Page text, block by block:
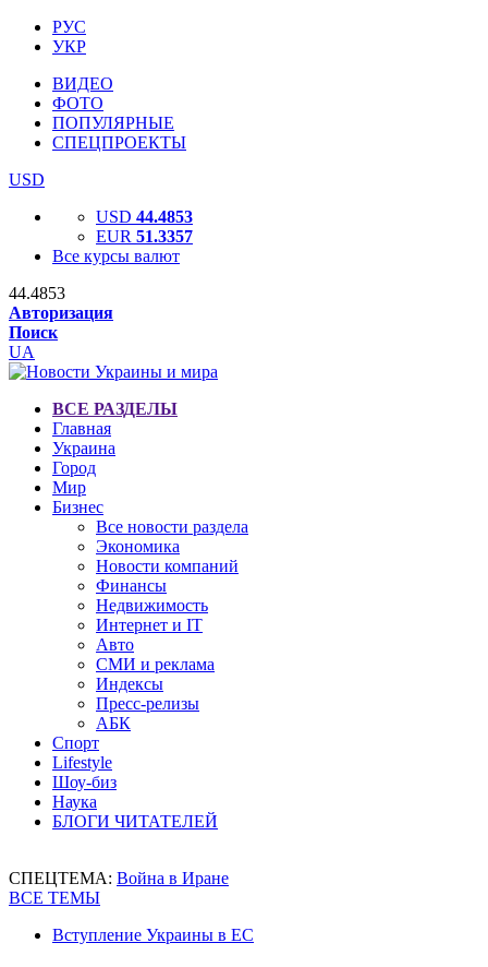
РУС
УКР
ВИДЕО
ФОТО
ПОПУЛЯРНЫЕ
СПЕЦПРОЕКТЫ
USD
USD 44.4853
EUR 51.3357
Все курсы валют
44.4853
Авторизация
Поиск
UA
ВСЕ РАЗДЕЛЫ
Главная
Украина
Город
Мир
Бизнес
Все новости раздела
Экономика
Новости компаний
Финансы
Недвижимость
Интернет и IT
Авто
СМИ и реклама
Индексы
Пресс-релизы
АБК
Спорт
Lifestyle
Шоу-биз
Наука
БЛОГИ ЧИТАТЕЛЕЙ
СПЕЦТЕМА: Война в Иране
ВСЕ ТЕМЫ
Вступление Украины в ЕС